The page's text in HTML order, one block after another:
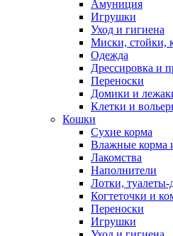
Амуниция
Игрушки
Уход и гигиена
Миски, стойки,
Одежда
Дрессировка и
Переноски
Домики и
Клетки и
Кошки
Сухие корма
Влажные корма
Лакомства
Наполнители
Лотки,
Когтеточки и
Переноски
Игрушки